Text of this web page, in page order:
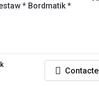
* Bordmatik *